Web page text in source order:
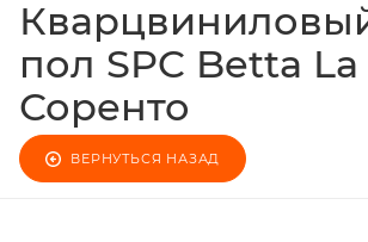
пол SPC Betta La
Соренто
ВЕРНУТЬСЯ НАЗАД